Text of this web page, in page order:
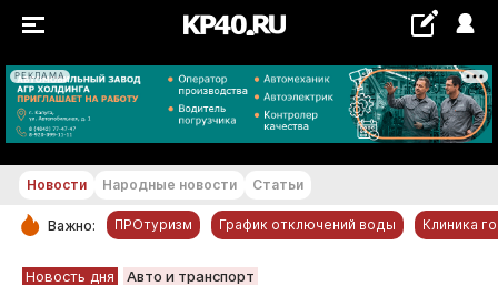
РЕКЛАМА
+22...+23 °С
РУБРИКИ
Новости Народные новости Статьи
Важно: ПРОтуризм График отключений воды Клиника
Новость дня Авто и транспорт